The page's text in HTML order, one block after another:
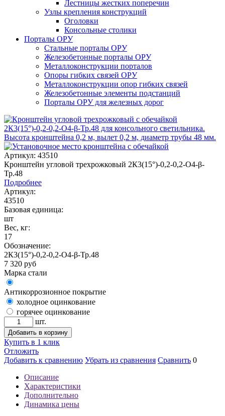
Лестницы жестких поперечин
Узлы крепления конструкций
Оголовки
Консольные столики
Порталы ОРУ
Стальные порталы ОРУ
Железобетонные порталы ОРУ
Металлоконструкции порталов
Опоры гибких связей ОРУ
Металлоконструкции опор гибких связей
Железобетонные элементы подстанций
Порталы ОРУ для железных дорог
Артикул: 43510
Кронштейн угловой трехрожковый 2К3(15°)-0,2-0,2-О4-β-
Тр.48
Подробнее
Артикул:
43510
Базовая единица:
шт
Вес, кг:
17
Обозначение:
2К3(15°)-0,2-0,2-О4-β-Тр.48
7 320 руб
Марка стали
Антикоррозионное покрытие
холодное оцинкование
горячее оцинкование
шт.
Добавить в корзину
Купить в 1 клик
Отложить
Добавить к сравнению Убрать из сравнения Сравнить 0
Описание
Характеристики
Дополнительно
Динамика цены